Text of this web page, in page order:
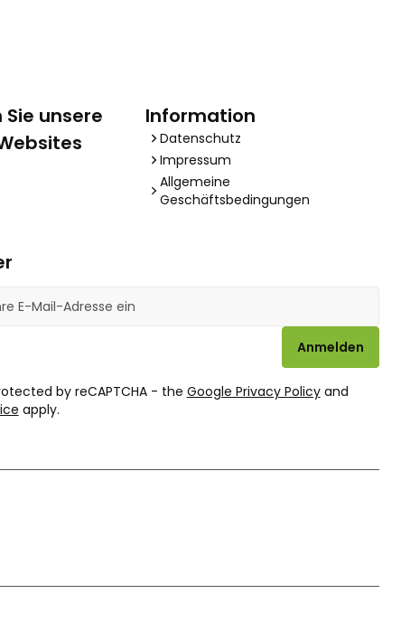
Sie unsere
Information
Datenschutz
Impressum
Allgemeine
Geschäftsbedingungen
Anmelden
by reCAPTCHA - the Google Privacy Policyand
apply.